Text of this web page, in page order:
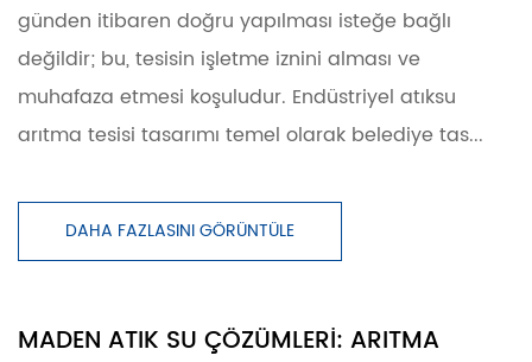
günden itibaren doğru yapılması isteğe bağlı
değildir; bu, tesisin işletme iznini alması ve
muhafaza etmesi koşuludur. Endüstriyel atıksu
arıtma tesisi tasarımı temel olarak belediye tas...
DAHA FAZLASINI GÖRÜNTÜLE
MADEN ATIK SU ÇÖZÜMLERI: ARITMA